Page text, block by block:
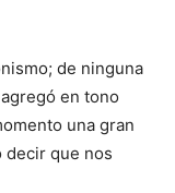
de ninguna
en tono
una gran
decir que nos